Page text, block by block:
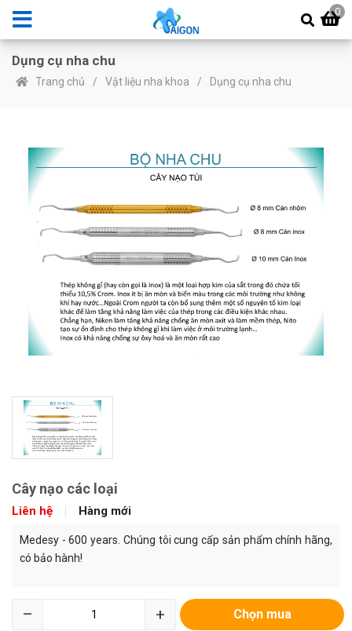
0
Dụng cụ nha chu
Trang chủ Vật liệu nha khoa Dụng cụ nha chu
Cây nạo các loại
Liên hệ Hàng mới
Medesy - 600 years. Chúng tôi cung cấp sản phẩm chính hãng,
có bảo hành!
– + Chọn mua